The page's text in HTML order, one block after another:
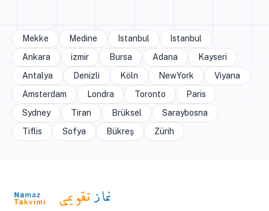
Mekke Medine Istanbul
Istanbul
Ankara
izmir Bursa Adana
Kayseri
Antalya
Denizli Köln NewYork
Viyana
Amsterdam
Londra Toronto
Paris
Sydney
Tiran Brüksel
Saraybosna
Tiflis
Sofya Bükreş Zürih